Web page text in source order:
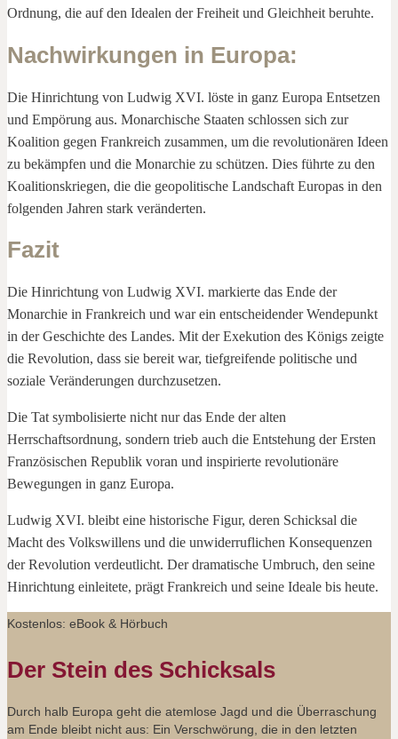
Ordnung, die auf den Idealen der Freiheit und Gleichheit beruhte.
Nachwirkungen in Europa:
Die Hinrichtung von Ludwig XVI. löste in ganz Europa Entsetzen
und Empörung aus. Monarchische Staaten schlossen sich zur
Koalition gegen Frankreich zusammen, um die revolutionären Ideen
zu bekämpfen und die Monarchie zu schützen. Dies führte zu den
Koalitionskriegen, die die geopolitische Landschaft Europas in den
folgenden Jahren stark veränderten.
Fazit
Die Hinrichtung von Ludwig XVI. markierte das Ende der
Monarchie in Frankreich und war ein entscheidender Wendepunkt
in der Geschichte des Landes. Mit der Exekution des Königs zeigte
die Revolution, dass sie bereit war, tiefgreifende politische und
soziale Veränderungen durchzusetzen.
Die Tat symbolisierte nicht nur das Ende der alten
Herrschaftsordnung, sondern trieb auch die Entstehung der Ersten
Französischen Republik voran und inspirierte revolutionäre
Bewegungen in ganz Europa.
Ludwig XVI. bleibt eine historische Figur, deren Schicksal die
Macht des Volkswillens und die unwiderruflichen Konsequenzen
der Revolution verdeutlicht. Der dramatische Umbruch, den seine
Hinrichtung einleitete, prägt Frankreich und seine Ideale bis heute.
Kostenlos: eBook & Hörbuch
Der Stein des Schicksals
Durch halb Europa geht die atemlose Jagd und die Überraschung
am Ende bleibt nicht aus: Ein Verschwörung, die in den letzten